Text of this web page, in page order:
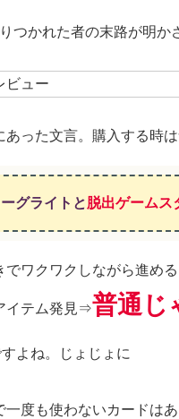
つかれた者の末路が明か
あった文言。購入する時
グライトと脱出ゲームス
でワクワクしながら進め
イテム発見⇒普通じ
よね。じょじょに
一度も使わないカードは